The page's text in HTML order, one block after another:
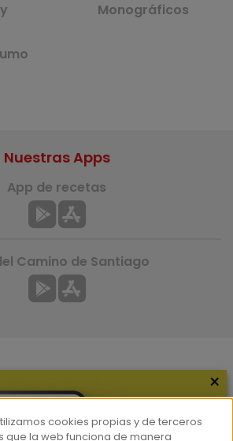
Monográficos
Hemeroteca
Nuestras Apps
App de recetas
Camino de Santiago
×
cookies propias y de terceros
que la web funciona de manera